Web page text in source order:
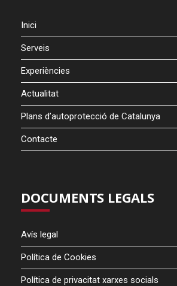
Inici
Serveis
Experiències
Actualitat
Plans d’autoprotecció de Catalunya
Contacte
DOCUMENTS LEGALS
Avís legal
Política de Cookies
Política de privacitat xarxes socials